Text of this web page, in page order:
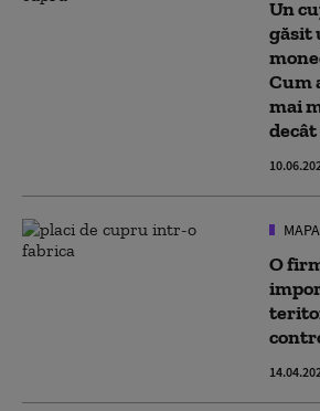
Un
găsit
Cum
mai
decât
O